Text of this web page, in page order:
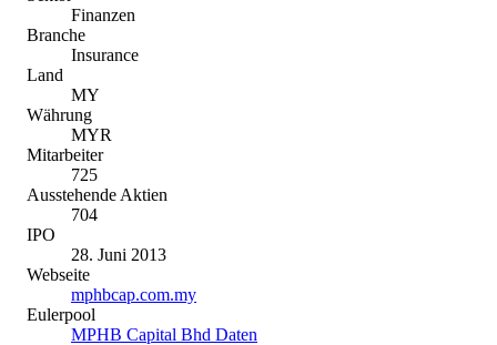
Finanzen
Branche
Insurance
Land
MY
Währung
MYR
Mitarbeiter
725
Ausstehende Aktien
704
IPO
28. Juni 2013
Webseite
mphbcap.com.my
Eulerpool
MPHB Capital Bhd Daten